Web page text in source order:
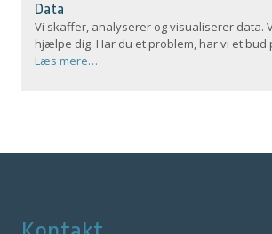
Data
Vi skaffer, analyserer og visualiserer data.
hjælpe dig. Har du et problem, har vi et bud
Læs mere…